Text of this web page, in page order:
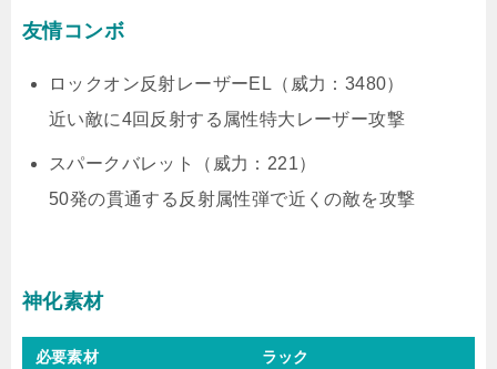
友情コンボ
ロックオン反射レーザーEL（威力：3480）
近い敵に4回反射する属性特大レーザー攻撃
スパークバレット（威力：221）
50発の貫通する反射属性弾で近くの敵を攻撃
神化素材
必要素材 ラック